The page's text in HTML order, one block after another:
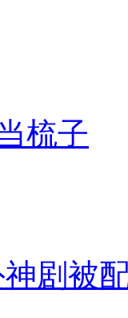
梳子
剧被